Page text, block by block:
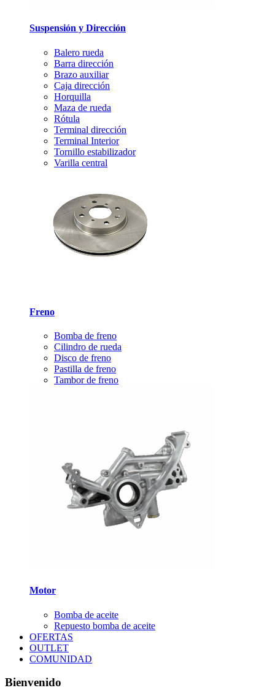
Suspensión y Dirección
Balero rueda
Barra dirección
Brazo auxiliar
Caja dirección
Horquilla
Maza de rueda
Rótula
Terminal dirección
Terminal Interior
Tornillo estabilizador
Varilla central
Freno
Bomba de freno
Cilindro de rueda
Disco de freno
Pastilla de freno
Tambor de freno
Motor
Bomba de aceite
Repuesto bomba de aceite
OFERTAS
OUTLET
COMUNIDAD
Bienvenido